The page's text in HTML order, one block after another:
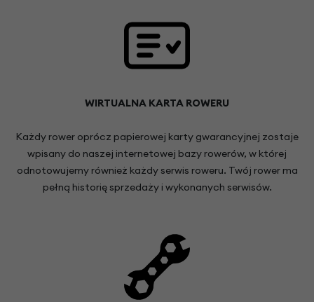
WIRTUALNA KARTA ROWERU
Każdy rower oprócz papierowej karty gwarancyjnej zostaje
wpisany do naszej internetowej bazy rowerów, w której
odnotowujemy również każdy serwis roweru. Twój rower ma
pełną historię sprzedaży i wykonanych serwisów.